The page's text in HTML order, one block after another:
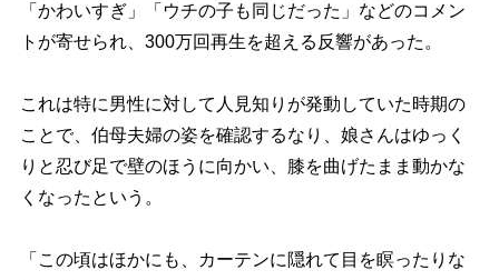
「かわいすぎ」「ウチの子も同じだった」などのコメン
トが寄せられ、300万回再生を超える反響があった。
これは特に男性に対して人見知りが発動していた時期の
ことで、伯母夫婦の姿を確認するなり、娘さんはゆっく
りと忍び足で壁のほうに向かい、膝を曲げたまま動かな
くなったという。
「この頃はほかにも、カーテンに隠れて目を瞑ったりな